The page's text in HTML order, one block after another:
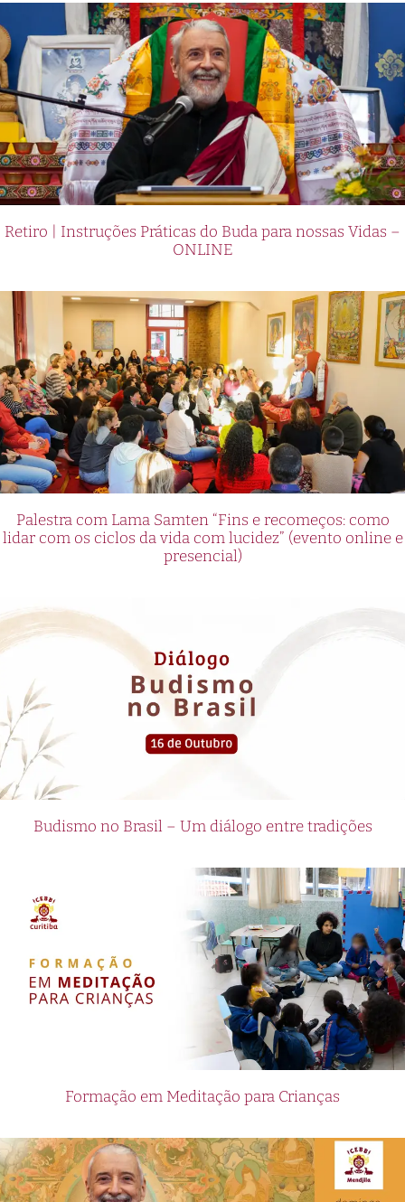
Retiro | Instruções Práticas do Buda para nossas Vidas –
ONLINE
Palestra com Lama Samten “Fins e recomeços: como
lidar com os ciclos da vida com lucidez” (evento online e
presencial)
Budismo no Brasil – Um diálogo entre tradições
Formação em Meditação para Crianças